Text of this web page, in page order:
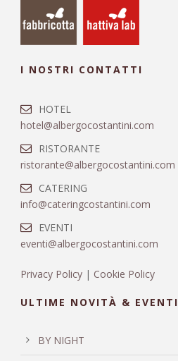
I NOSTRI CONTATTI
HOTEL
hotel@albergocostantini.com
RISTORANTE
ristorante@albergocostantini.com
CATERING
info@cateringcostantini.com
EVENTI
eventi@albergocostantini.com
Privacy Policy | Cookie Policy
ULTIME NOVITÀ & EVENTI
BY NIGHT